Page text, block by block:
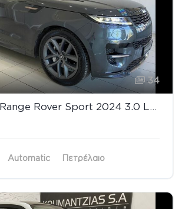
34
Land Rover Range Rover Sport 2024 3.0 Lt Diesel MHEV 300PS Dynamic SE
Automatic
Πετρέλαιο